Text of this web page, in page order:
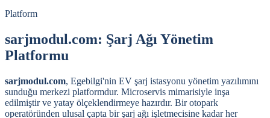
Platform
sarjmodul.com: Şarj Ağı Yönetim
Platformu
sarjmodul.com, Egebilgi'nin EV şarj istasyonu yönetim yazılımını
sunduğu merkezi platformdur. Microservis mimarisiyle inşa
edilmiştir ve yatay ölçeklendirmeye hazırdır. Bir otopark
operatöründen ulusal çapta bir şarj ağı işletmecisine kadar her